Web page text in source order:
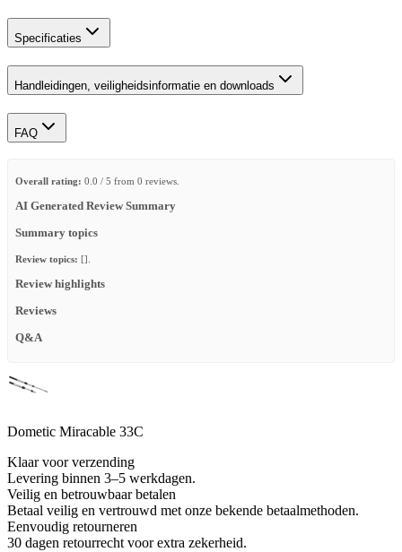
Specificaties
Handleidingen, veiligheidsinformatie en downloads
FAQ
Overall rating: 0.0 / 5 from 0 reviews.
AI Generated Review Summary
Summary topics
Review topics: [].
Review highlights
Reviews
Q&A
Dometic Miracable 33C
Klaar voor verzending
Levering binnen 3–5 werkdagen.
Veilig en betrouwbaar betalen
Betaal veilig en vertrouwd met onze bekende betaalmethoden.
Eenvoudig retourneren
30 dagen retourrecht voor extra zekerheid.